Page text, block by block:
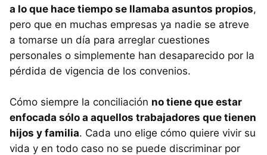
a lo que hace tiempo se llamaba asuntos propios,
pero que en muchas empresas ya nadie se atreve
a tomarse un día para arreglar cuestiones
personales o simplemente han desaparecido por la
pérdida de vigencia de los convenios.
Cómo siempre la conciliación no tiene que estar
enfocada sólo a aquellos trabajadores que tienen
hijos y familia. Cada uno elige cómo quiere vivir su
vida y en todo caso no se puede discriminar por